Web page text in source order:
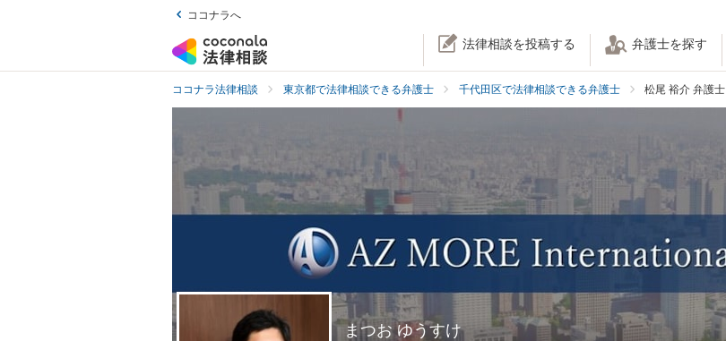
ココナラへ
法律相談を投稿する 弁護士を探す
ココナラ法律相談 東京都で法律相談できる弁護士 千代田区で法律相談できる弁護士 松尾 裕介 弁護士
まつお ゆうすけ